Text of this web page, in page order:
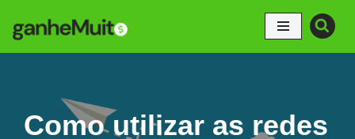
Pular
Como utilizar as redes